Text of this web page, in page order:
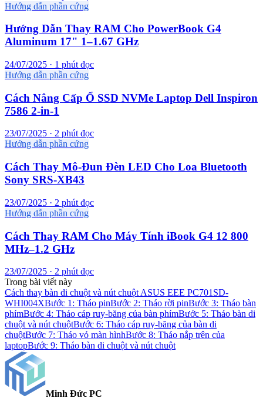
Hướng dẫn phần cứng
Hướng Dẫn Thay RAM Cho PowerBook G4
Aluminum 17" 1–1.67 GHz
24/07/2025 · 1 phút đọc
Hướng dẫn phần cứng
Cách Nâng Cấp Ổ SSD NVMe Laptop Dell Inspiron
7586 2-in-1
23/07/2025 · 2 phút đọc
Hướng dẫn phần cứng
Cách Thay Mô-Đun Đèn LED Cho Loa Bluetooth
Sony SRS-XB43
23/07/2025 · 2 phút đọc
Hướng dẫn phần cứng
Cách Thay RAM Cho Máy Tính iBook G4 12 800
MHz–1.2 GHz
23/07/2025 · 2 phút đọc
Trong bài viết này
Cách thay bàn di chuột và nút chuột ASUS EEE PC701SD-
WHI004XBước 1: Tháo pinBước 2: Tháo rời pinBước 3: Tháo bàn
phímBước 4: Tháo cáp ruy-băng của bàn phímBước 5: Tháo bàn di
chuột và nút chuộtBước 6: Tháo cáp ruy-băng của bàn di
chuộtBước 7: Tháo vỏ màn hìnhBước 8: Tháo nắp trên của
laptopBước 9: Tháo bàn di chuột và nút chuột
Minh Đức PC